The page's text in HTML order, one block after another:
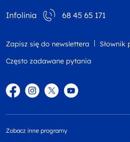
Infolinia 68 45 65 171
Zapisz się do newslettera
Słownik
Często zadawane pytania
FacebookInstagram
TwitterYouTube
Zobacz inne programy